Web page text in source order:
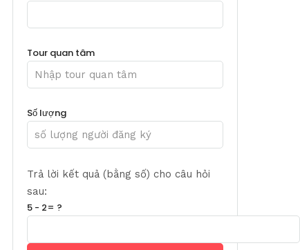
Tour quan tâm
Số lượng
Trả lời kết quả (bằng số) cho câu hỏi
sau:
5 - 2= ?